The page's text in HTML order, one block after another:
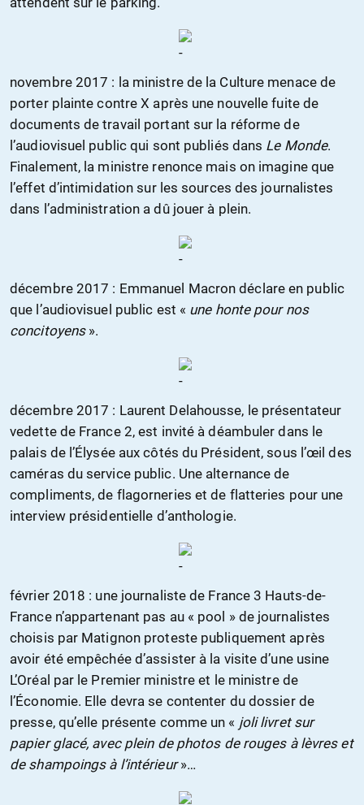
novembre 2017 : la ministre de la Culture menace de
porter plainte contre X après une nouvelle fuite de
documents de travail portant sur la réforme de
l’audiovisuel public qui sont publiés dans Le Monde.
Finalement, la ministre renonce mais on imagine que
l’effet d’intimidation sur les sources des journalistes
dans l’administration a dû jouer à plein.
décembre 2017 : Emmanuel Macron déclare en public
que l’audiovisuel public est « une honte pour nos
concitoyens».
décembre 2017 : Laurent Delahousse, le présentateur
vedette de France 2, est invité à déambuler dans le
palais de l’Élysée aux côtés du Président, sous l’œil des
caméras du service public. Une alternance de
compliments, de flagorneries et de flatteries pour une
interview présidentielle d’anthologie.
février 2018 : une journaliste de France 3 Hauts-de-
France n’appartenant pas au « pool » de journalistes
choisis par Matignon proteste publiquement après
avoir été empêchée d’assister à la visite d’une usine
L’Oréal par le Premier ministre et le ministre de
l’Économie. Elle devra se contenter du dossier de
presse, qu’elle présente comme un « joli livret sur
papier glacé, avec plein de photos de rouges à lèvres et
de shampoings à l’intérieur»…